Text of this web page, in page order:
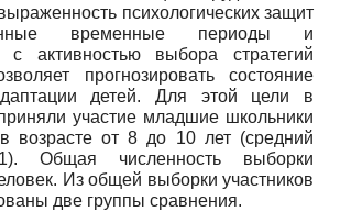
психологических защит
временные периоды и
с активностью выбора стратегий
прогнозировать состояние
детей. Для этой цели в
участие младшие школьники
возрасте от 8 до 10 лет (средний
Общая численность выборки
Из общей выборки участников
две группы сравнения.